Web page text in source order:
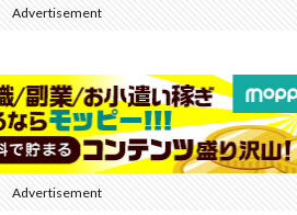
Advertisement
Advertisement